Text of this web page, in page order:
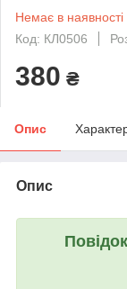
Немає в наявності
Код: КЛ0506
380 ₴
Опис
Опис